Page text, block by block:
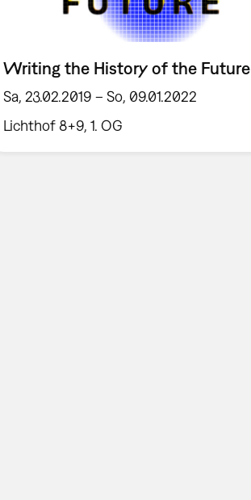
Writing the History of the Future
Sa, 23.02.2019 – So, 09.01.2022
Lichthof 8+9, 1. OG